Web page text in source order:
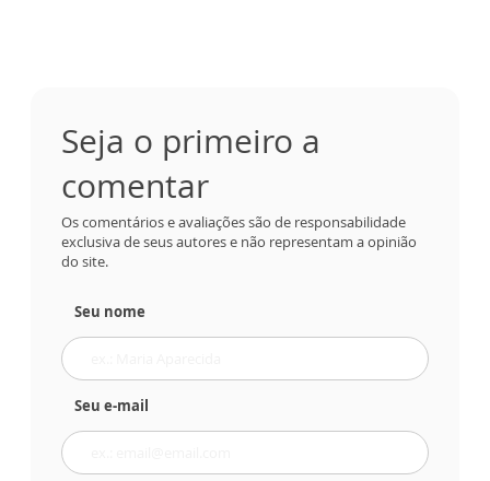
Seja o primeiro a
comentar
Os comentários e avaliações são de responsabilidade
exclusiva de seus autores e não representam a opinião
do site.
Seu nome
Seu e-mail